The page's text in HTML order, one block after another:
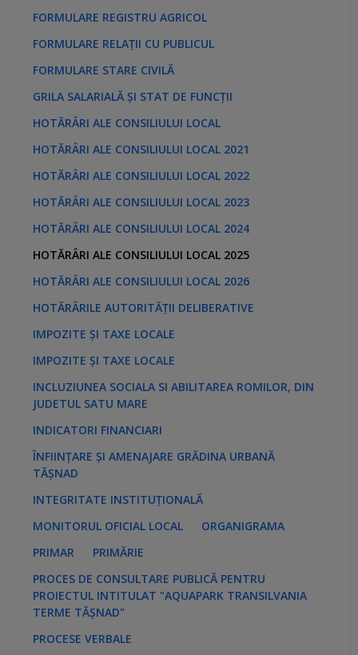
FORMULARE REGISTRU AGRICOL
FORMULARE RELAȚII CU PUBLICUL
FORMULARE STARE CIVILĂ
GRILA SALARIALĂ ȘI STAT DE FUNCȚII
HOTĂRÂRI ALE CONSILIULUI LOCAL
HOTĂRÂRI ALE CONSILIULUI LOCAL 2021
HOTĂRÂRI ALE CONSILIULUI LOCAL 2022
HOTĂRÂRI ALE CONSILIULUI LOCAL 2023
HOTĂRÂRI ALE CONSILIULUI LOCAL 2024
HOTĂRÂRI ALE CONSILIULUI LOCAL 2025
HOTĂRÂRI ALE CONSILIULUI LOCAL 2026
HOTĂRÂRILE AUTORITĂȚII DELIBERATIVE
IMPOZITE ȘI TAXE LOCALE
IMPOZITE ȘI TAXE LOCALE
INCLUZIUNEA SOCIALA SI ABILITAREA ROMILOR, DIN
JUDETUL SATU MARE
INDICATORI FINANCIARI
ÎNFIINȚARE ȘI AMENAJARE GRĂDINA URBANĂ
TĂȘNAD
INTEGRITATE INSTITUȚIONALĂ
MONITORUL OFICIAL LOCAL
ORGANIGRAMA
PRIMAR
PRIMĂRIE
PROCES DE CONSULTARE PUBLICĂ PENTRU
PROIECTUL INTITULAT "AQUAPARK TRANSILVANIA
TERME TĂȘNAD"
PROCESE VERBALE